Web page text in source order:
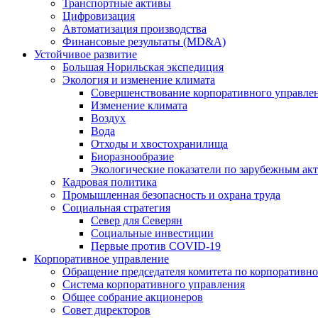
Транспортные активы
Цифровизация
Автоматизация производства
Финансовые результаты (MD&A)
Устойчивое развитие
Большая Норильская экспедиция
Экология и изменение климата
Совершенствование корпоративного
Изменение климата
Воздух
Вода
Отходы и хвостохранилища
Биоразнообразие
Экологические показатели по зарубежным
Кадровая политика
Промышленная безопасность и охрана труда
Социальная стратегия
Север для Северян
Социальные инвестиции
Первые против COVID‑19
Корпоративное управление
Обращение председателя комитета по
Система корпоративного управления
Общее собрание акционеров
Совет директоров